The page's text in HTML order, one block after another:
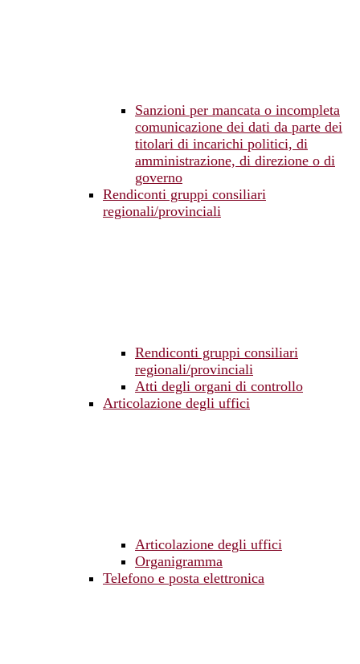
Sanzioni per mancata o incompleta
comunicazione dei dati da parte dei
titolari di incarichi politici, di
amministrazione, di direzione o di
governo
Rendiconti gruppi consiliari
regionali/provinciali
Rendiconti gruppi consiliari
regionali/provinciali
Atti degli organi di controllo
Articolazione degli uffici
Articolazione degli uffici
Organigramma
Telefono e posta elettronica